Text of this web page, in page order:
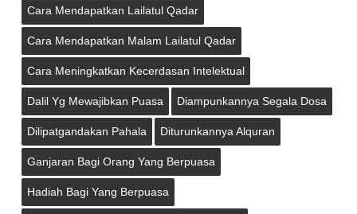
Cara Mendapatkan Lailatul Qadar
Cara Mendapatkan Malam Lailatul Qadar
Cara Meningkatkan Kecerdasan Intelektual
Dalil Yg Mewajibkan Puasa Diampunkannya Segala Dosa
Dilipatgandakan Pahala Diturunkannya Alquran
Ganjaran Bagi Orang Yang Berpuasa
Hadiah Bagi Yang Berpuasa